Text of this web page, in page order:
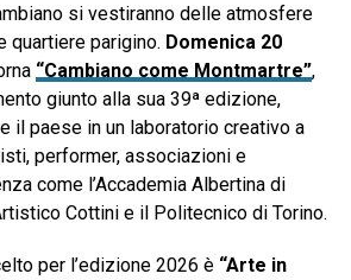
si vestiranno delle atmosfere
quartiere parigino. Domenica 20
“Cambiano come Montmartre”,
giunto alla sua 39ª edizione,
il paese in un laboratorio creativo a
performer, associazioni e
come l’Accademia Albertina di
Cottini e il Politecnico di Torino.
per l’edizione 2026 è “Arte in